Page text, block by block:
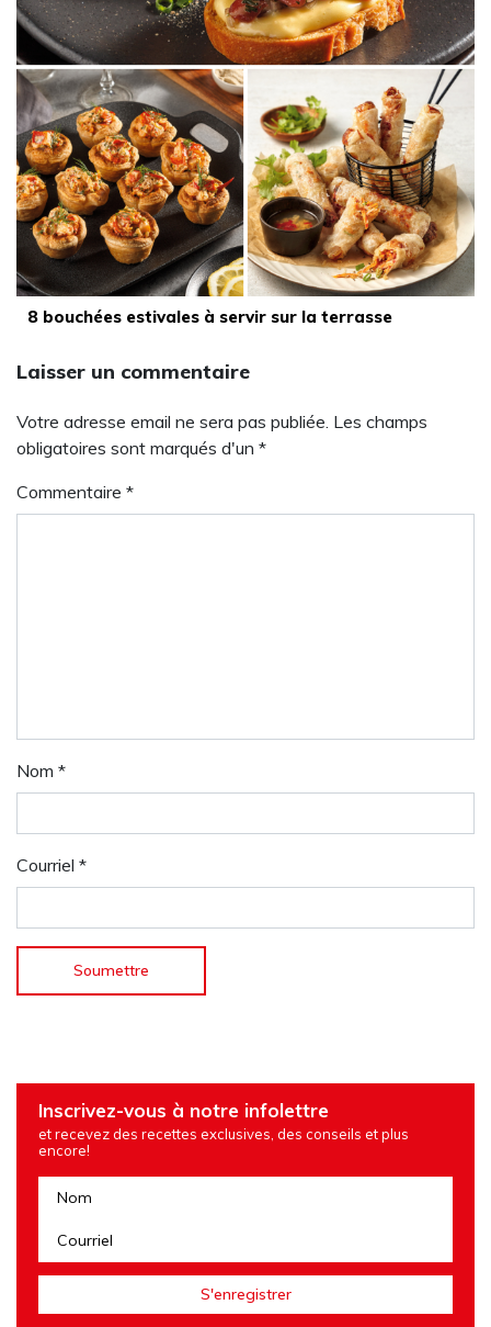
8 bouchées estivales à servir sur la terrasse
Laisser un commentaire
Votre adresse email ne sera pas publiée. Les champs
obligatoires sont marqués d'un *
Commentaire *
Nom *
Courriel *
Inscrivez-vous à notre infolettre
et recevez des recettes exclusives, des conseils et plus
encore!